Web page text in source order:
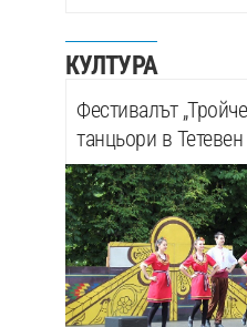
КУЛТУРА
Фестивалът
танцьори в Тетевен